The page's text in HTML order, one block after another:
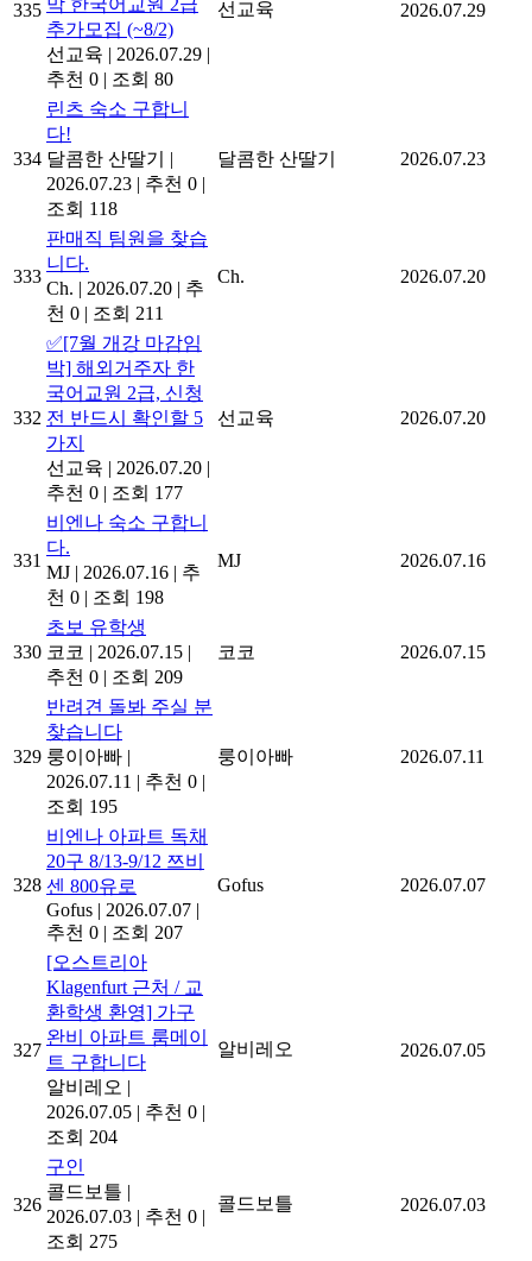
335
추가모집 (~8/2)
선교육 | 2026.07.29 |
추천 0 | 조회 80
선교육 2026.07.29
334
린츠 숙소 구합니
다!
달콤한 산딸기
|
2026.07.23 | 추천 0 |
조회 118
달콤한 산딸기 2026.07.23
333
판매직 팀원을 찾습
니다.
Ch. | 2026.07.20 | 추
천 0 | 조회 211
Ch. 2026.07.20
332
✅[7월 개강 마감임
박] 해외거주자 한
국어교원 2급, 신청
전 반드시 확인할 5
가지
선교육 | 2026.07.20 |
추천 0 | 조회 177
선교육 2026.07.20
331
비엔나 숙소 구합니
다.
MJ | 2026.07.16 | 추
천 0 | 조회 198
MJ 2026.07.16
330
초보 유학생
코코 | 2026.07.15 |
추천 0 | 조회 209
코코 2026.07.15
329
반려견 돌봐 주실 분
찾습니다
룽이아빠 |
2026.07.11 | 추천 0 |
조회 195
룽이아빠 2026.07.11
328
비엔나 아파트 독채
20구 8/13-9/12 쯔비
센 800유로
Gofus | 2026.07.07 |
추천 0 | 조회 207
Gofus 2026.07.07
327
[오스트리아
Klagenfurt 근처 / 교
환학생 환영] 가구
완비 아파트 룸메이
트 구합니다
알비레오 |
2026.07.05 | 추천 0 |
조회 204
알비레오 2026.07.05
326
구인
콜드보틀 |
2026.07.03 | 추천 0 |
조회 275
콜드보틀 2026.07.03